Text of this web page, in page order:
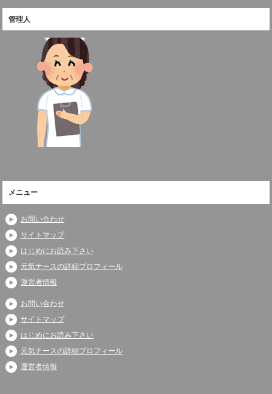
管理人
メニュー
お問い合わせ
サイトマップ
はじめにお読み下さい
元気ナースの詳細プロフィール
運営者情報
お問い合わせ
サイトマップ
はじめにお読み下さい
元気ナースの詳細プロフィール
運営者情報